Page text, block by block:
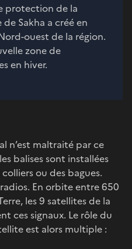
protection de la
Sakha a créé en
ouest de la région.
zone de
en hiver.
n’est maltraité par ce
balises sont installées
ou des bagues.
En orbite entre 650
les 9 satellites de la
ces signaux. Le rôle du
est alors multiple :